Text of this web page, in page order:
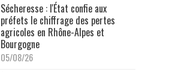
Sécheresse : l'État confie aux
préfets le chiffrage des pertes
agricoles en Rhône-Alpes et
Bourgogne
05/08/26